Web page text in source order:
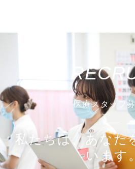
医療スタッフ
私たちは、あなた
います。